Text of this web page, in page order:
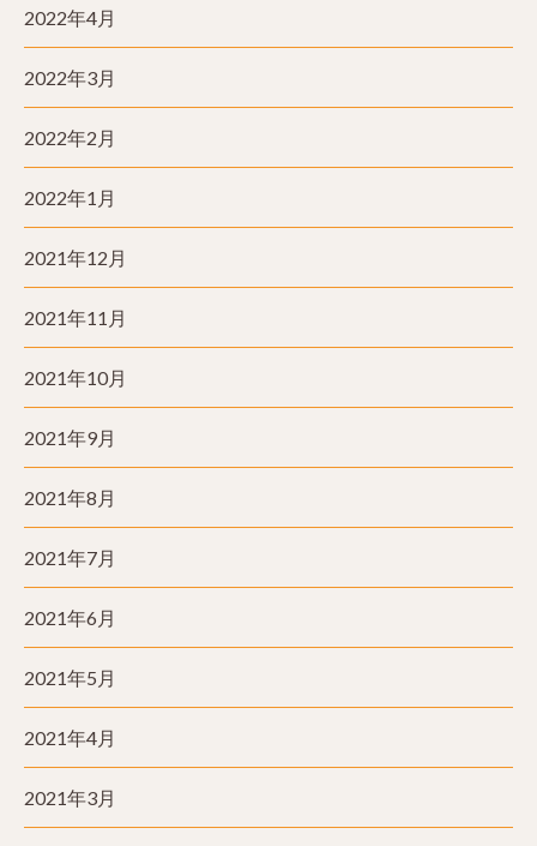
2022年4月
2022年3月
2022年2月
2022年1月
2021年12月
2021年11月
2021年10月
2021年9月
2021年8月
2021年7月
2021年6月
2021年5月
2021年4月
2021年3月